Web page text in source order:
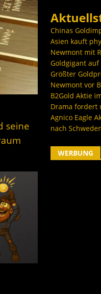
seine
Chinas
Asien kauft
Newmont mit
Goldgigant auf
Größter
Newmont vor
B2Gold Aktie
Drama fordert
Agnico Eagle
nach
WERBUNG